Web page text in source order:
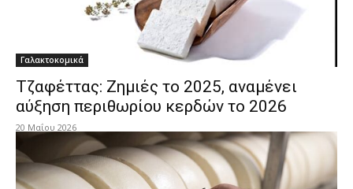
Γαλακτοκομικά
Τζαφέττας: Ζημιές το 2025, αναμένει
αύξηση περιθωρίου κερδών το 2026
20 Μαΐου 2026